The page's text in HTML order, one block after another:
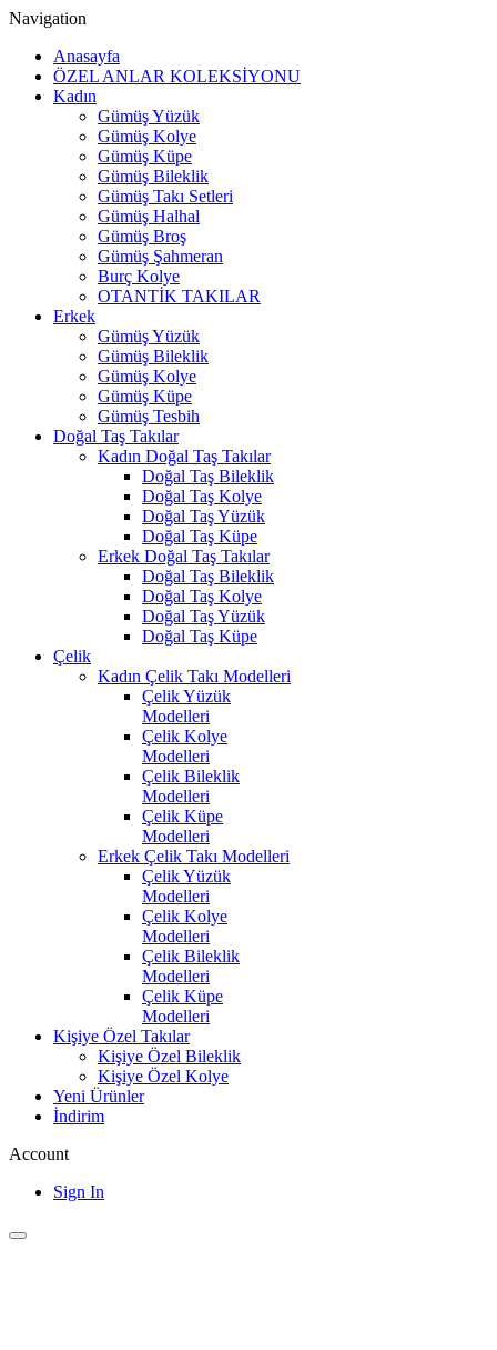
Navigation
Anasayfa
ÖZEL ANLAR KOLEKSİYONU
Kadın
Gümüş Yüzük
Gümüş Kolye
Gümüş Küpe
Gümüş Bileklik
Gümüş Takı Setleri
Gümüş Halhal
Gümüş Broş
Gümüş Şahmeran
Burç Kolye
OTANTİK TAKILAR
Erkek
Gümüş Yüzük
Gümüş Bileklik
Gümüş Kolye
Gümüş Küpe
Gümüş Tesbih
Doğal Taş Takılar
Kadın Doğal Taş Takılar
Doğal Taş Bileklik
Doğal Taş Kolye
Doğal Taş Yüzük
Doğal Taş Küpe
Erkek Doğal Taş Takılar
Doğal Taş Bileklik
Doğal Taş Kolye
Doğal Taş Yüzük
Doğal Taş Küpe
Çelik
Kadın Çelik Takı Modelleri
Çelik Yüzük
Modelleri
Çelik Kolye
Modelleri
Çelik Bileklik
Modelleri
Çelik Küpe
Modelleri
Erkek Çelik Takı Modelleri
Çelik Yüzük
Modelleri
Çelik Kolye
Modelleri
Çelik Bileklik
Modelleri
Çelik Küpe
Modelleri
Kişiye Özel Takılar
Kişiye Özel Bileklik
Kişiye Özel Kolye
Yeni Ürünler
İndirim
Account
Sign In